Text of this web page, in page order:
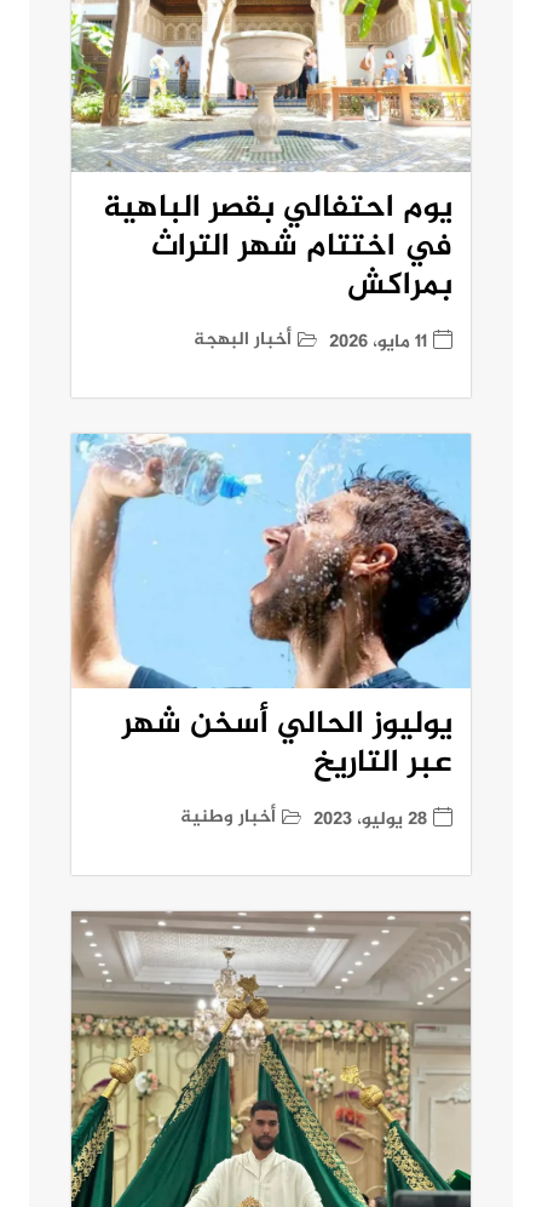
يوم احتفالي بقصر الباهية
في اختتام شهر التراث
بمراكش
11 مايو، 2026 أخبار البهجة
يوليوز الحالي أسخن شهر
عبر التاريخ
28 يوليو، 2023 أخبار وطنية